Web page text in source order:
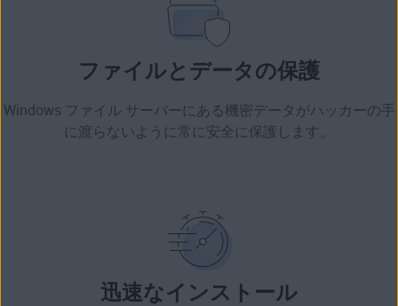
ファイルとデータの保護
Windows ファイル サーバーにある機密データがハッカーの手
に渡らないように常に安全に保護します。
迅速なインストール